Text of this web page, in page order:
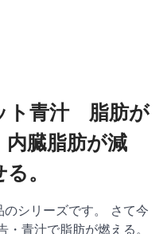
ト青汁 脂肪が
臓脂肪が減
。
シリーズです。 さて今
青汁で脂肪が燃える。